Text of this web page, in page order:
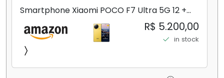
Smartphone Xiaomi POCO F7 Ultra 5G 12 +
256GB/16+512GB Processador Snapdragon 8
Elite Top de Linha Chip VisionBoost D7 para
Jogos Pesados Tela Flow AMOLED 2K...
R$ 5.200,00
in stock